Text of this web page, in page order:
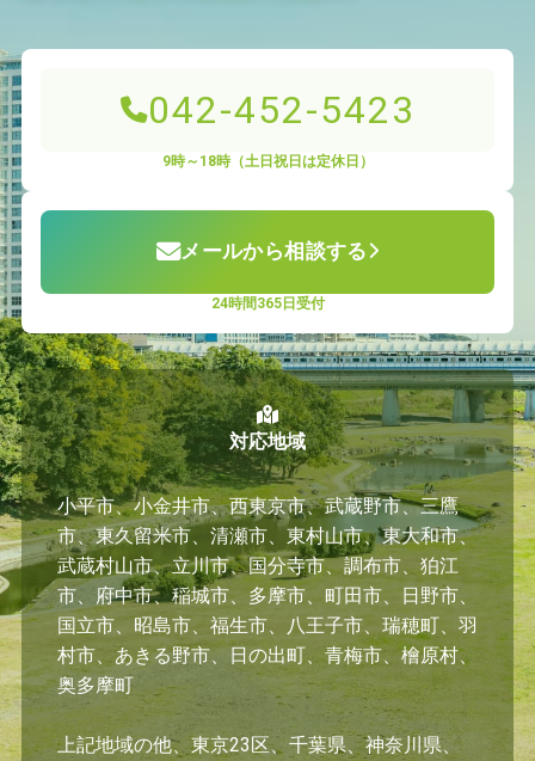
042-452-5423
9時～18時（土日祝日は定休日）
メールから相談する
24時間365日受付
対応地域
小平市、小金井市、西東京市、武蔵野市、三鷹
市、東久留米市、清瀬市、東村山市、東大和市、
武蔵村山市、立川市、国分寺市、調布市、狛江
市、府中市、稲城市、多摩市、町田市、日野市、
国立市、昭島市、福生市、八王子市、瑞穂町、羽
村市、あきる野市、日の出町、青梅市、檜原村、
奥多摩町
上記地域の他、東京23区、千葉県、神奈川県、